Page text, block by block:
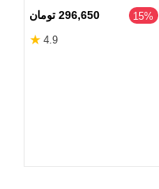
2 عددی به همراه 1 عدد رایگان
‎15% 296,650 تومان
4.9
★